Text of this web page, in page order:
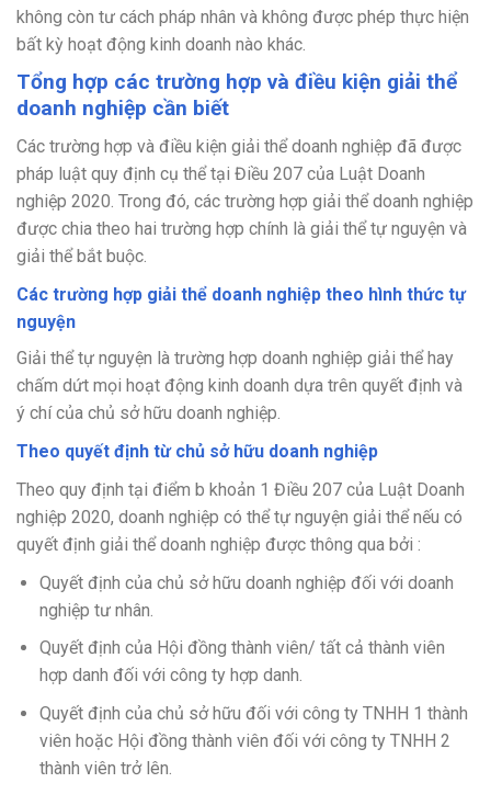
không còn tư cách pháp nhân và không được phép thực hiện
bất kỳ hoạt động kinh doanh nào khác.
Tổng hợp các trường hợp và điều kiện giải thể
doanh nghiệp cần biết
Các trường hợp và điều kiện giải thể doanh nghiệp đã được
pháp luật quy định cụ thể tại Điều 207 của Luật Doanh
nghiệp 2020. Trong đó, các trường hợp giải thể doanh nghiệp
được chia theo hai trường hợp chính là giải thể tự nguyện và
giải thể bắt buộc.
Các trường hợp giải thể doanh nghiệp theo hình thức tự
nguyện
Giải thể tự nguyện là trường hợp doanh nghiệp giải thể hay
chấm dứt mọi hoạt động kinh doanh dựa trên quyết định và
ý chí của chủ sở hữu doanh nghiệp.
Theo quyết định từ chủ sở hữu doanh nghiệp
Theo quy định tại điểm b khoản 1 Điều 207 của Luật Doanh
nghiệp 2020, doanh nghiệp có thể tự nguyện giải thể nếu có
quyết định giải thể doanh nghiệp được thông qua bởi :
Quyết định của chủ sở hữu doanh nghiệp đối với doanh
nghiệp tư nhân.
Quyết định của Hội đồng thành viên/ tất cả thành viên
hợp danh đối với công ty hợp danh.
Quyết định của chủ sở hữu đối với công ty TNHH 1 thành
viên hoặc Hội đồng thành viên đối với công ty TNHH 2
thành viên trở lên.